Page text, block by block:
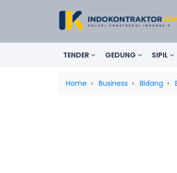
TENDER GEDUNG SIPIL
Home Business Bidang